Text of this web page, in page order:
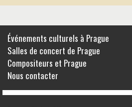
Événements culturels à Prague
Salles de concert de Prague
Compositeurs et Prague
Nous contacter